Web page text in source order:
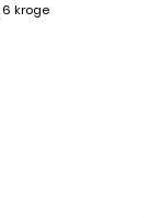
6 kroge